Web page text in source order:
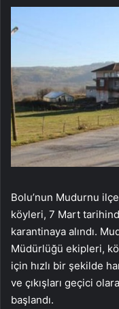
Bolu’nun Mudurnu
köyleri, 7 Mart
karantinaya alındı.
Müdürlüğü ekipleri,
için hızlı bir şekilde
ve çıkışları geçici
başlandı.